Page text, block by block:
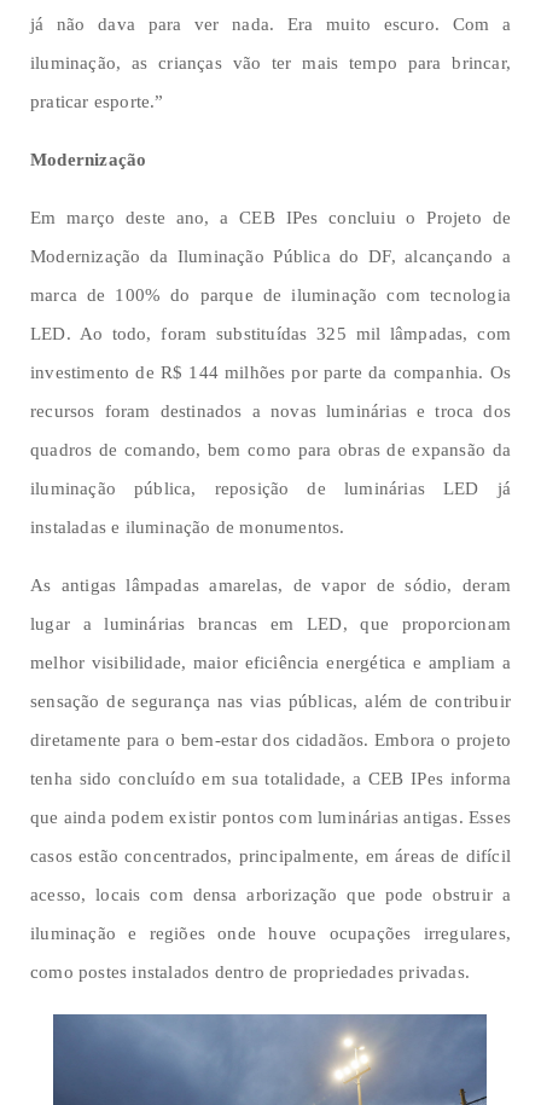
já não dava para ver nada. Era muito escuro. Com a
iluminação, as crianças vão ter mais tempo para brincar,
praticar esporte.”
Modernização
Em março deste ano, a CEB IPes concluiu o Projeto de
Modernização da Iluminação Pública do DF, alcançando a
marca de 100% do parque de iluminação com tecnologia
LED. Ao todo, foram substituídas 325 mil lâmpadas, com
investimento de R$ 144 milhões por parte da companhia. Os
recursos foram destinados a novas luminárias e troca dos
quadros de comando, bem como para obras de expansão da
iluminação pública, reposição de luminárias LED já
instaladas e iluminação de monumentos.
As antigas lâmpadas amarelas, de vapor de sódio, deram
lugar a luminárias brancas em LED, que proporcionam
melhor visibilidade, maior eficiência energética e ampliam a
sensação de segurança nas vias públicas, além de contribuir
diretamente para o bem-estar dos cidadãos. Embora o projeto
tenha sido concluído em sua totalidade, a CEB IPes informa
que ainda podem existir pontos com luminárias antigas. Esses
casos estão concentrados, principalmente, em áreas de difícil
acesso, locais com densa arborização que pode obstruir a
iluminação e regiões onde houve ocupações irregulares,
como postes instalados dentro de propriedades privadas.